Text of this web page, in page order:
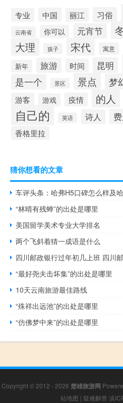
专业 中国 丽江 习俗
云南省 你可以 元宵节
大理 孩子 宋代 寓意
新年 旅游 时间 昆明
是一个 景区 景点 梦
游客 游戏 疫情 的人
自己的 英语 诗人
香格里拉
猜你想看的文章
车评头条：哈弗H5口碑怎么样及
“林晴有残蝉”的出处是哪里
美国留学美术专业大学排名
两个飞斜着猜一成语是什么
四川邮政银行过年初几上班 四川
“最好尧夫击坏集”的出处是哪里
10天云南旅游最佳路线
“殊祥出远池”的出处是哪里
“仿佛梦中来”的出处是哪里
Copyright © 2012 - 2026 楚雄旅游网
站地图 | 疑难解答 滇